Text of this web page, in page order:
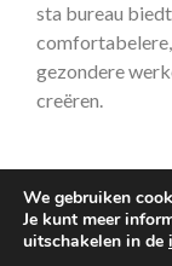
sta bureau biedt
comfortabelere,
gezondere
creëren.
We gebruiken
Je kunt meer
uitschakelen in de